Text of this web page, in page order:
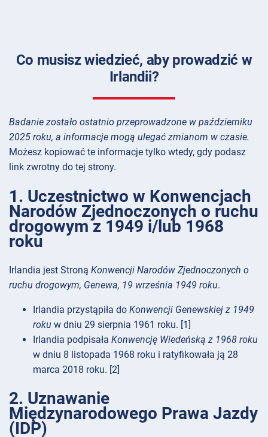
Co musisz wiedzieć, aby prowadzić w
Irlandii?
Badanie zostało ostatnio przeprowadzone w październiku
2025 roku, a informacje mogą ulegać zmianom w czasie.
Możesz kopiować te informacje tylko wtedy, gdy podasz
link zwrotny do tej strony.
1. Uczestnictwo w Konwencjach
Narodów Zjednoczonych o ruchu
drogowym z 1949 i/lub 1968
roku
Irlandia jest Stroną Konwencji Narodów Zjednoczonych o
ruchu drogowym, Genewa, 19 września 1949 roku.
Irlandia przystąpiła do Konwencji Genewskiej z 1949
roku w dniu 29 sierpnia 1961 roku. [1]
Irlandia podpisała Konwencję Wiedeńską z 1968 roku
w dniu 8 listopada 1968 roku i ratyfikowała ją 28
marca 2018 roku. [2]
2. Uznawanie
Międzynarodowego Prawa Jazdy
(IDP)